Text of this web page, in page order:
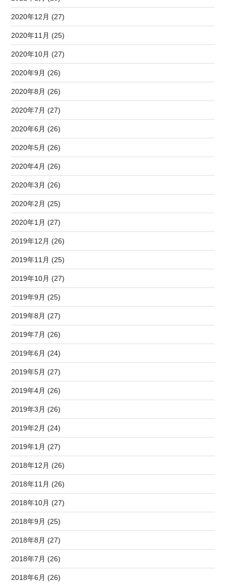
2020年12月 (27)
2020年11月 (25)
2020年10月 (27)
2020年9月 (26)
2020年8月 (26)
2020年7月 (27)
2020年6月 (26)
2020年5月 (26)
2020年4月 (26)
2020年3月 (26)
2020年2月 (25)
2020年1月 (27)
2019年12月 (26)
2019年11月 (25)
2019年10月 (27)
2019年9月 (25)
2019年8月 (27)
2019年7月 (26)
2019年6月 (24)
2019年5月 (27)
2019年4月 (26)
2019年3月 (26)
2019年2月 (24)
2019年1月 (27)
2018年12月 (26)
2018年11月 (26)
2018年10月 (27)
2018年9月 (25)
2018年8月 (27)
2018年7月 (26)
2018年6月 (26)